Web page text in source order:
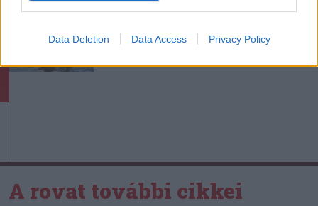
Data Deletion Data Access Privacy Policy
Nőileg
Sándor Ella: Na, indíts, s
A rovat további cikkei